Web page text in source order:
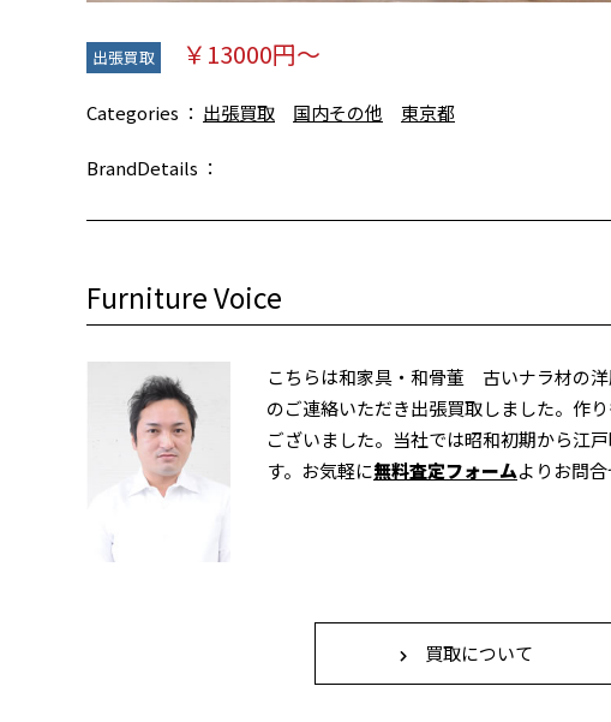
出張買取 ￥13000円～
Categories 出張買取 国内その他 東京都
BrandDetails
Furniture Voice
こちらは和家具・和骨董 古いナラ材の
のご連絡いただき出張買取しました。作
ございました。当社では昭和初期から江
す。お気軽に無料査定フォームよりお問合
買取について